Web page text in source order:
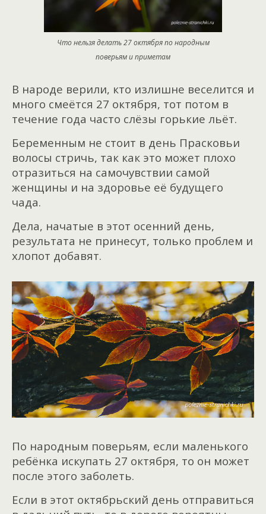
Что нельзя делать 27 октября по народным
поверьям и приметам
В народе верили, кто излишне веселится и
много смеётся 27 октября, тот потом в
течение года часто слёзы горькие льёт.
Беременным не стоит в день Прасковьи
волосы стричь, так как это может плохо
отразиться на самочувствии самой
женщины и на здоровье её будущего
чада.
Дела, начатые в этот осенний день,
результата не принесут, только проблем и
хлопот добавят.
По народным поверьям, если маленького
ребёнка искупать 27 октября, то он может
после этого заболеть.
Если в этот октябрьский день отправиться